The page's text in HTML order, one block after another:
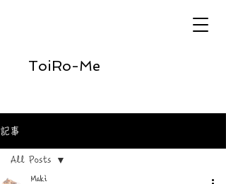
ToiRo-Me
記事
All Posts
Maki